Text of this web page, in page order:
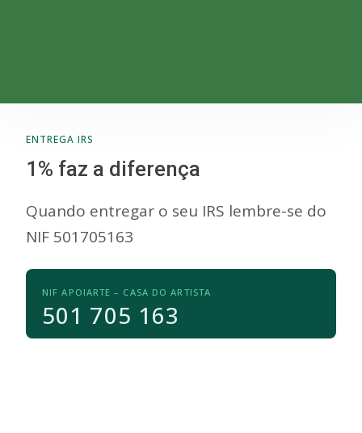
ENTREGA IRS
1% faz a diferença
Quando entregar o seu IRS lembre-se do
NIF 501705163
NIF APOIARTE – CASA DO ARTISTA
501 705 163